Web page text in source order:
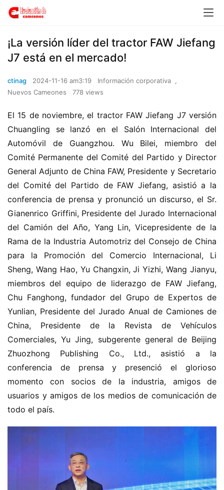
¡La versión líder del tractor FAW Jiefang
J7 está en el mercado!
ctinag 2024-11-16 am3:19 Información corporativa
,
Nuevos Cameones
778 views
El 15 de noviembre, el tractor FAW Jiefang J7 versión
Chuangling se lanzó en el Salón Internacional del
Automóvil de Guangzhou. Wu Bilei, miembro del
Comité Permanente del Comité del Partido y Director
General Adjunto de China FAW, Presidente y Secretario
del Comité del Partido de FAW Jiefang, asistió a la
conferencia de prensa y pronunció un discurso, el Sr.
Gianenrico Griffini, Presidente del Jurado Internacional
del Camión del Año, Yang Lin, Vicepresidente de la
Rama de la Industria Automotriz del Consejo de China
para la Promoción del Comercio Internacional, Li
Sheng, Wang Hao, Yu Changxin, Ji Yizhi, Wang Jianyu,
miembros del equipo de liderazgo de FAW Jiefang,
Chu Fanghong, fundador del Grupo de Expertos de
Yunlian, Presidente del Jurado Anual de Camiones de
China, Presidente de la Revista de Vehículos
Comerciales, Yu Jing, subgerente general de Beijing
Zhuozhong Publishing Co., Ltd., asistió a la
conferencia de prensa y presenció el glorioso
momento con socios de la industria, amigos de
usuarios y amigos de los medios de comunicación de
todo el país.